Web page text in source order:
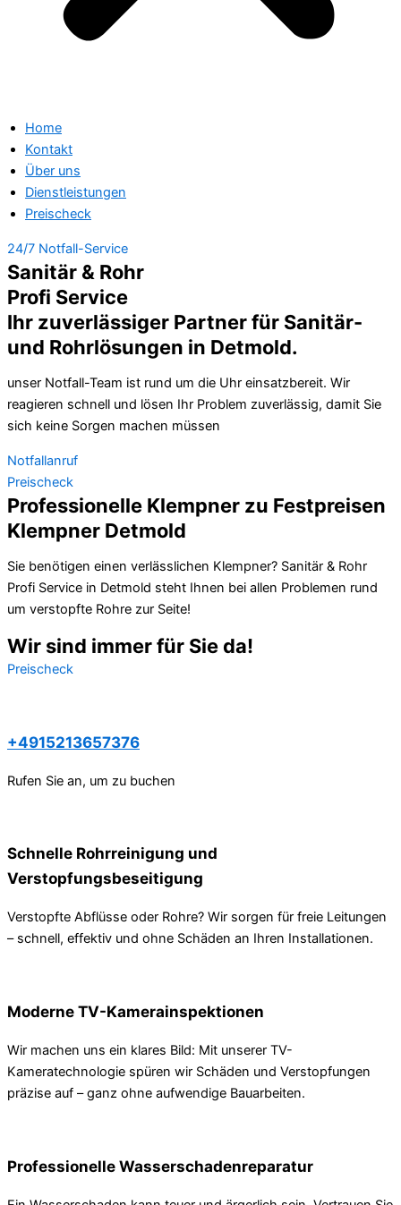
Home
Kontakt
Über uns
Dienstleistungen
Preischeck
24/7 Notfall-Service
Sanitär & Rohr
Profi Service
Ihr zuverlässiger Partner für Sanitär-
und Rohrlösungen in Detmold.
unser Notfall-Team ist rund um die Uhr einsatzbereit. Wir
reagieren schnell und lösen Ihr Problem zuverlässig, damit Sie
sich keine Sorgen machen müssen
Notfallanruf
Preischeck
Professionelle Klempner zu Festpreisen
Klempner Detmold
Sie benötigen einen verlässlichen Klempner? Sanitär & Rohr
Profi Service in Detmold steht Ihnen bei allen Problemen rund
um verstopfte Rohre zur Seite!
Wir sind immer für Sie da!
Preischeck
+4915213657376
Rufen Sie an, um zu buchen
Schnelle Rohrreinigung und
Verstopfungsbeseitigung
Verstopfte Abflüsse oder Rohre? Wir sorgen für freie Leitungen
– schnell, effektiv und ohne Schäden an Ihren Installationen.
Moderne TV-Kamerainspektionen
Wir machen uns ein klares Bild: Mit unserer TV-
Kameratechnologie spüren wir Schäden und Verstopfungen
präzise auf – ganz ohne aufwendige Bauarbeiten.
Professionelle Wasserschadenreparatur